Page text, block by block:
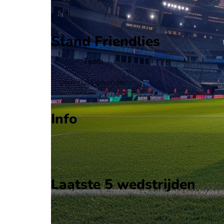
Eerste helft
Tweede helft
Stand Friendlies
Team
Geen clubs gevonden
Info
Op 9 juni 2026 gaat Equatoriaal-Guinea de strijd
Stadion: Onbekend
Scheidsrechter: Onbekend
Laatste 5 wedstrijden
H2H
Equatoriaal-Guinea
Comoren